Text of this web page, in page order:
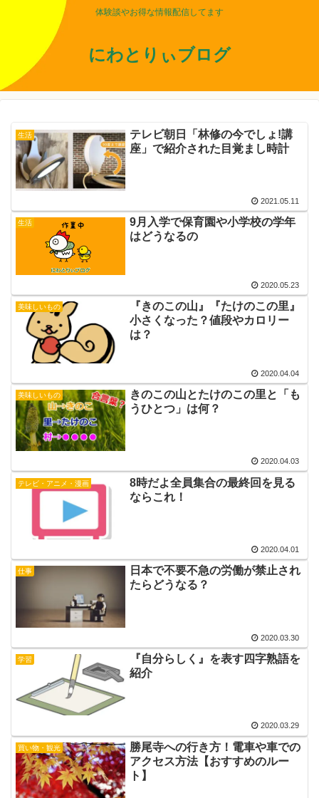
体験談やお得な情報配信してます
にわとりぃブログ
生活
テレビ朝日「林修の今でしょ!講
座」で紹介された目覚まし時計
2021.05.11
生活
9月入学で保育園や小学校の学年
はどうなるの
2020.05.23
美味しいもの
『きのこの山』『たけのこの里』
小さくなった？値段やカロリー
は？
2020.04.04
美味しいもの
きのこの山とたけのこの里と「も
うひとつ」は何？
2020.04.03
テレビ・アニメ・漫画
8時だよ全員集合の最終回を見る
ならこれ！
2020.04.01
仕事
日本で不要不急の労働が禁止され
たらどうなる？
2020.03.30
学習
『自分らしく』を表す四字熟語を
紹介
2020.03.29
買い物・観光
勝尾寺への行き方！電車や車での
アクセス方法【おすすめのルー
ト】